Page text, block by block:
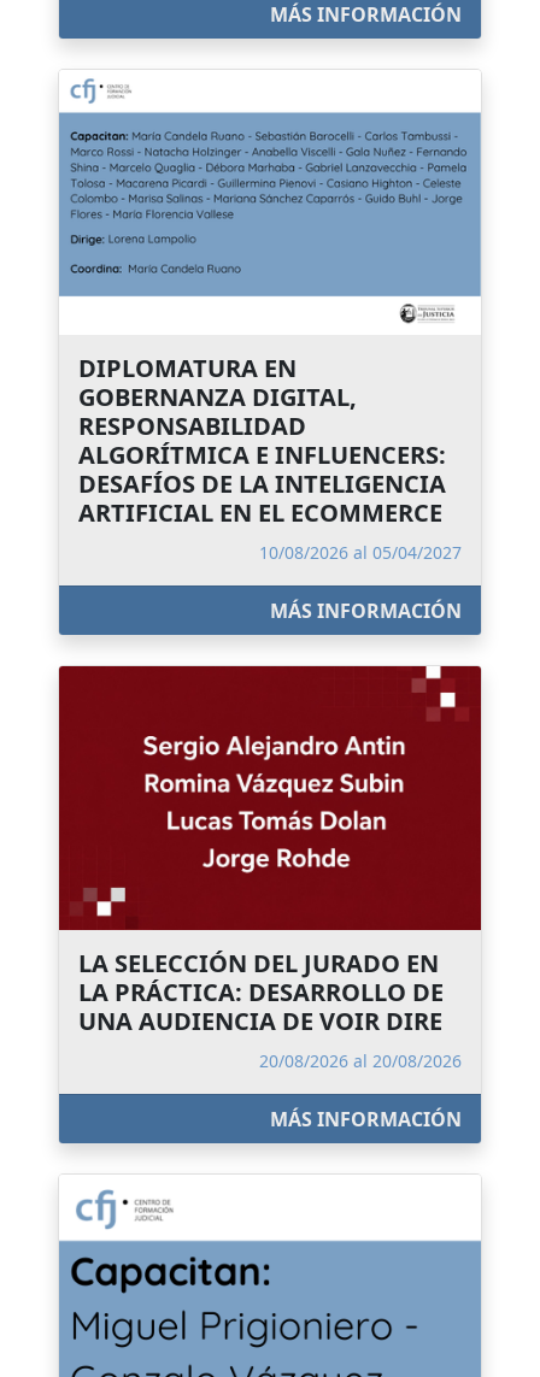
MÁS INFORMACIÓN
DIPLOMATURA EN
GOBERNANZA DIGITAL,
RESPONSABILIDAD
ALGORÍTMICA E INFLUENCERS:
DESAFÍOS DE LA INTELIGENCIA
ARTIFICIAL EN EL ECOMMERCE
10/08/2026 al 05/04/2027
MÁS INFORMACIÓN
LA SELECCIÓN DEL JURADO EN
LA PRÁCTICA: DESARROLLO DE
UNA AUDIENCIA DE VOIR DIRE
20/08/2026 al 20/08/2026
MÁS INFORMACIÓN